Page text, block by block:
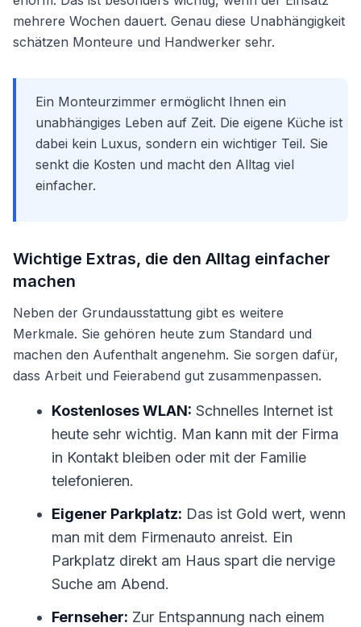
mehrere Wochen dauert. Genau diese Unabhängigkeit
schätzen Monteure und Handwerker sehr.
Ein Monteurzimmer ermöglicht Ihnen ein
unabhängiges Leben auf Zeit. Die eigene Küche ist
dabei kein Luxus, sondern ein wichtiger Teil. Sie
senkt die Kosten und macht den Alltag viel
einfacher.
Wichtige Extras, die den Alltag einfacher
machen
Neben der Grundausstattung gibt es weitere
Merkmale. Sie gehören heute zum Standard und
machen den Aufenthalt angenehm. Sie sorgen dafür,
dass Arbeit und Feierabend gut zusammenpassen.
Kostenloses WLAN: Schnelles Internet ist
heute sehr wichtig. Man kann mit der Firma
in Kontakt bleiben oder mit der Familie
telefonieren.
Eigener Parkplatz: Das ist Gold wert, wenn
man mit dem Firmenauto anreist. Ein
Parkplatz direkt am Haus spart die nervige
Suche am Abend.
Fernseher: Zur Entspannung nach einem